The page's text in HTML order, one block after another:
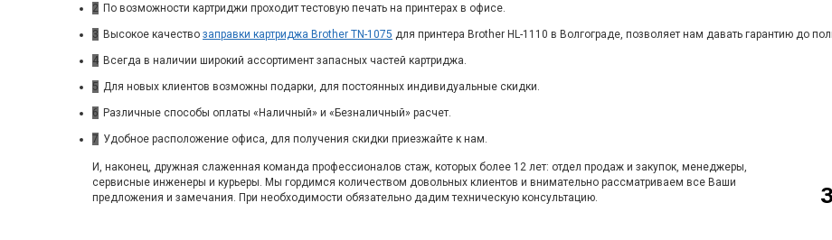
2 По возможности картриджи проходит тестовую печать на принтерах в офисе.
3 Высокое качество заправки картриджа Brother TN-1075 для принтера Brother HL-1110 в Волгограде, позволяет нам давать гарантию до
4 Всегда в наличии широкий ассортимент запасных частей картриджа.
5 Для новых клиентов возможны подарки, для постоянных индивидуальные скидки.
6 Различные способы оплаты «Наличный» и «Безналичный» расчет.
7 Удобное расположение офиса, для получения скидки приезжайте к нам.
И, наконец, дружная слаженная команда профессионалов стаж, которых более 12 лет: отдел продаж и закупок, менеджеры,
сервисные инженеры и курьеры. Мы гордимся количеством довольных клиентов и внимательно рассматриваем все Ваши
предложения и замечания. При необходимости обязательно дадим техническую консультацию.